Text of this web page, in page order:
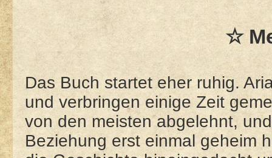
☆
Das Buch startet eher ruhig.
und verbringen einige Zeit
von den meisten abgelehnt,
Beziehung erst einmal geheim